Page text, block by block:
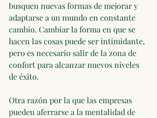
busquen nuevas formas de mejorar y
adaptarse a un mundo en constante
cambio. Cambiar la forma en que se
hacen las cosas puede ser intimidante,
pero es necesario salir de la zona de
confort para alcanzar nuevos niveles
de éxito.
Otra razón por la que las empresas
pueden aferrarse a la mentalidad de